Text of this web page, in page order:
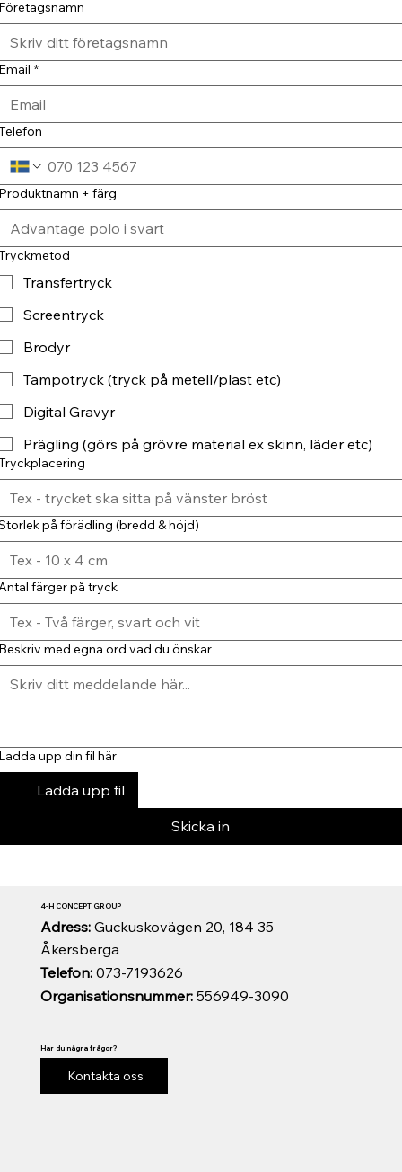
*
+ färg
Transfertryck
Screentryck
Brodyr
Tampotryck (tryck på metell/plast etc)
Digital Gravyr
Prägling (görs på grövre material ex skinn, läder etc)
på förädling (bredd & höjd)
färger på tryck
med egna ord vad du önskar
upp din fil här
Ladda upp fil
Skicka in
Organisationsnummer:556949-3090
Telefon:073-7193626
Adress: Guckuskovägen 20, 184 35
Åkersberga
4-H CONCEPT GROUP
Har du några frågor?
Kontakta oss